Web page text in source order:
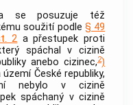
se posuzuje též
soužití podle § 49
2 apřestupek proti
spáchal v cizině
anebo cizinec,2)
České republiky,
nebylo v cizině
spáchaný v cizině